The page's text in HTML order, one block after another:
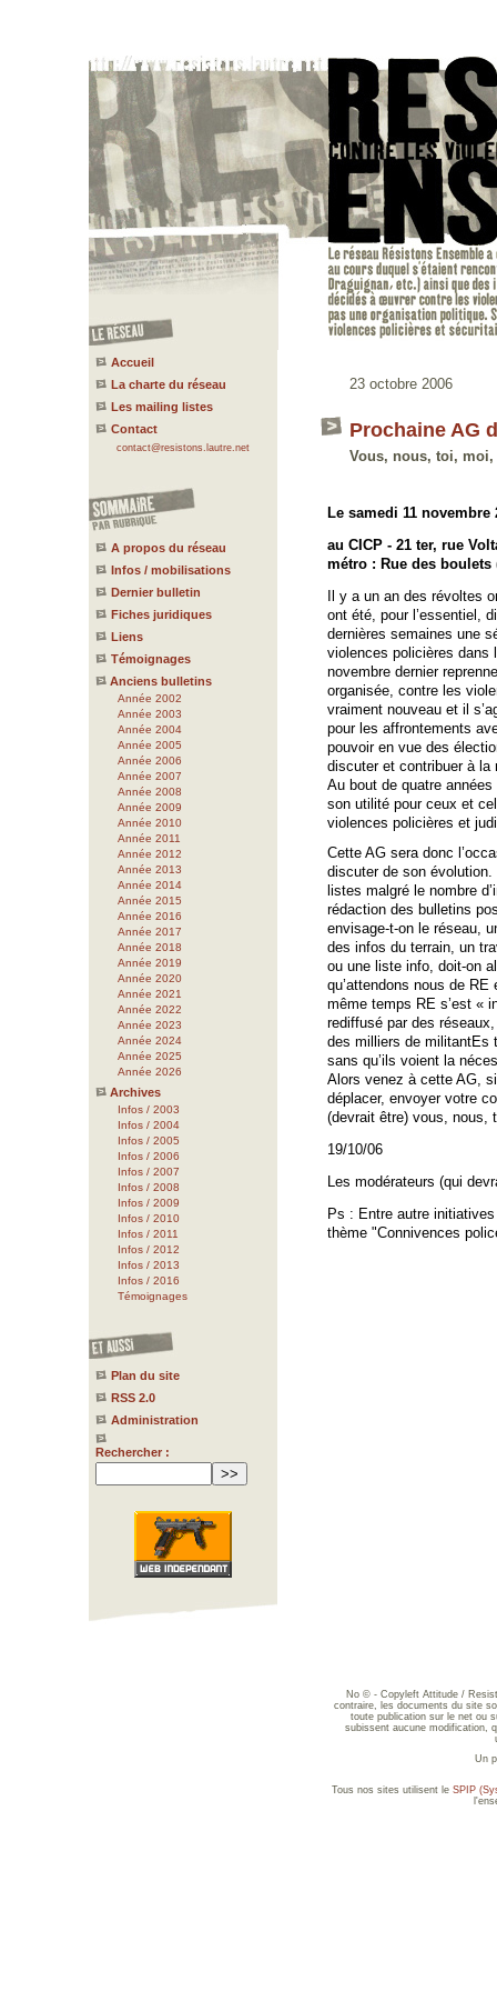
Accueil
La charte du réseau
Les mailing listes
Contact
contact@resistons.lautre.net
A propos du réseau
Infos / mobilisations
Dernier bulletin
Fiches juridiques
Liens
Témoignages
Anciens bulletins
Année 2002
Année 2003
Année 2004
Année 2005
Année 2006
Année 2007
Année 2008
Année 2009
Année 2010
Année 2011
Année 2012
Année 2013
Année 2014
Année 2015
Année 2016
Année 2017
Année 2018
Année 2019
Année 2020
Année 2021
Année 2022
Année 2023
Année 2024
Année 2025
Année 2026
Archives
Infos / 2003
Infos / 2004
Infos / 2005
Infos / 2006
Infos / 2007
Infos / 2008
Infos / 2009
Infos / 2010
Infos / 2011
Infos / 2012
Infos / 2013
Infos / 2016
Témoignages
Plan du site
RSS 2.0
Administration
Rechercher :
23 octobre 2006
Prochaine AG
Vous, nous, toi,
Le samedi 11 novembre
au CICP - 21 ter, rue
métro : Rue des boulets
Il y a un an des révoltes
ont été, pour l’essentiel,
dernières semaines une
violences policières
novembre dernier
organisée, contre les
vraiment nouveau et il
pour les affrontements
pouvoir en vue des
discuter et contribuer à la
Au bout de quatre
son utilité pour ceux et
violences policières et
Cette AG sera donc
discuter de son
listes malgré le nombre
rédaction des bulletins
envisage-t-on le réseau,
des infos du terrain, un
ou une liste info, doit-on
qu’attendons nous de
même temps RE s’est «
rediffusé par des
des milliers de militantEs
sans qu’ils voient la
Alors venez à cette AG,
déplacer, envoyer votre
(devrait être) vous, nous,
19/10/06
Les modérateurs (qui
Ps : Entre autre
thème "Connivences
No © - Copyleft Attitude /
contraire, les documents du site
toute publication sur le net ou
subissent aucune modification,
Un
Tous nos sites utilisent le SPIP